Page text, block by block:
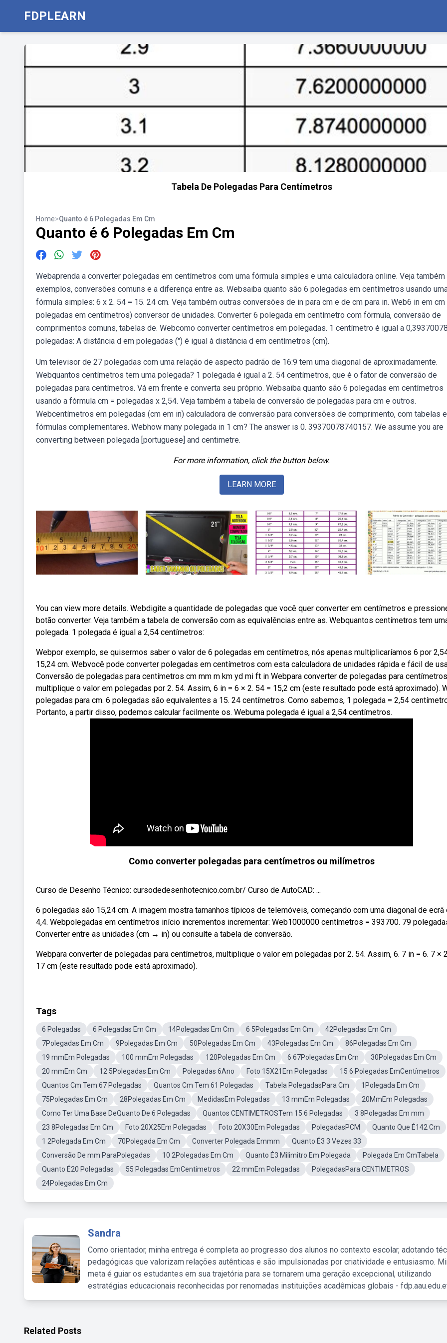
FDPLEARN
Tabela De Polegadas Para Centímetros
Home>Quanto é 6 Polegadas Em Cm
Quanto é 6 Polegadas Em Cm
Webaprenda a converter polegadas em centímetros com uma fórmula simples e uma calculadora online. Veja também
exemplos, conversões comuns e a diferença entre as. Websaiba quanto são 6 polegadas em centímetros usando
fórmula simples: 6 x 2. 54 = 15. 24 cm. Veja também outras conversões de in para cm e de cm para in. Web6 in em cm
polegadas em centímetros) conversor de unidades. Converter 6 polegada em centímetro com fórmula, conversão de
comprimentos comuns, tabelas de. Webcomo converter centímetros em polegadas. 1 centímetro é igual a
polegadas: A distância d em polegadas (″) é igual à distância d em centímetros (cm).
Um televisor de 27 polegadas com uma relação de aspecto padrão de 16:9 tem uma diagonal de aproximadamente.
Webquantos centímetros tem uma polegada? 1 polegada é igual a 2. 54 centímetros, que é o fator de conversão de
polegadas para centímetros. Vá em frente e converta seu próprio. Websaiba quanto são 6 polegadas em centímetros
usando a fórmula cm = polegadas x 2,54. Veja também a tabela de conversão de polegadas para cm e outros.
Webcentímetros em polegadas (cm em in) calculadora de conversão para conversões de comprimento, com tabelas e
fórmulas complementares. Webhow many polegada in 1 cm? The answer is 0. 39370078740157. We assume you are
converting between polegada [portuguese] and centimetre.
For more information, click the button below.
LEARN MORE
You can view more details. Webdigite a quantidade de polegadas que você quer converter em centímetros e
botão converter. Veja também a tabela de conversão com as equivalências entre as. Webquantos centímetros tem
polegada. 1 polegada é igual a 2,54 centímetros:
Webpor exemplo, se quisermos saber o valor de 6 polegadas em centímetros, nós apenas multiplicaríamos 6 por
15,24 cm. Webvocê pode converter polegadas em centímetros com esta calculadora de unidades rápida e fácil de
Conversão de polegadas para centímetros cm mm m km yd mi ft in Webpara converter de polegadas para
multiplique o valor em polegadas por 2. 54. Assim, 6 in = 6 × 2. 54 = 15,2 cm (este resultado pode está aproximado).
polegadas para cm. 6 polegadas são equivalentes a 15. 24 centímetros. Como sabemos, 1 polegada = 2,54
Portanto, a partir disso, podemos calcular facilmente os. Webuma polegada é igual a 2,54 centímetros.
Como converter polegadas para centímetros ou milímetros
Curso de Desenho Técnico: cursodedesenhotecnico.com.br/ Curso de AutoCAD: ...
6 polegadas são 15,24 cm. A imagem mostra tamanhos típicos de telemóveis, começando com uma diagonal de ecrã
4,4. Webpolegadas em centímetros início incrementos incrementar: Web1000000 centímetros = 393700. 79
Converter entre as unidades (cm → in) ou consulte a tabela de conversão.
Webpara converter de polegadas para centímetros, multiplique o valor em polegadas por 2. 54. Assim, 6. 7 in = 6. 7 ×
17 cm (este resultado pode está aproximado).
Tags
6 Polegadas 6 Polegadas Em Cm 14Polegadas Em Cm 6 5Polegadas Em Cm
42Polegadas Em Cm
7Polegadas Em Cm
9Polegadas Em Cm 50Polegadas Em Cm 43Polegadas Em Cm
86Polegadas Em Cm
19 mmEm Polegadas
100 mmEm Polegadas 120Polegadas Em Cm 6 67Polegadas Em Cm
30Polegadas Em Cm
20 mmEm Cm
12 5Polegadas Em Cm Polegadas 6Ano Foto 15X21Em Polegadas
15 6 Polegadas EmCentímetros
Quantos Cm Tem 67 Polegadas
Quantos Cm Tem 61 Polegadas Tabela PolegadasPara Cm
1Polegada Em Cm
75Polegadas Em Cm
28Polegadas Em Cm MedidasEm Polegadas 13 mmEm Polegadas
20MmEm Polegadas
Como Ter Uma Base DeQuanto De 6 Polegadas
Quantos CENTIMETROSTem 15 6 Polegadas
3 8Polegadas Em mm
23 8Polegadas Em Cm
Foto 20X25Em Polegadas Foto 20X30Em Polegadas PolegadasPCM
Quanto Que É142 Cm
1 2Polegada Em Cm
70Polegada Em Cm Converter Polegada Emmm
Quanto É3 3 Vezes 33
Conversão De mm ParaPolegadas
10 2Polegadas Em Cm Quanto É3 Milimitro Em Polegada
Polegada Em CmTabela
Quanto É20 Polegadas
55 Polegadas EmCentímetros 22 mmEm Polegadas
PolegadasPara CENTIMETROS
24Polegadas Em Cm
Sandra
Como orientador, minha entrega é completa ao progresso dos alunos no contexto escolar, adotando
pedagógicas que valorizam relações autênticas e são impulsionadas por criatividade e entusiasmo.
meta é guiar os estudantes em sua trajetória para se tornarem uma geração excepcional, utilizando
estratégias educacionais reconhecidas por renomadas instituições acadêmicas globais -
Related Posts